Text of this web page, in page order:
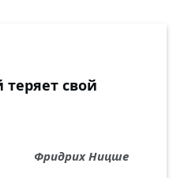
теряет свой
Фридрих Ницше